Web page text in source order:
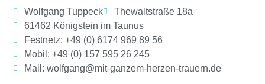
Wolfgang Tuppeck
Thewaltstraße 18a
61462 Königstein im Taunus
Festnetz: +49 (0) 6174 969 89 56
Mobil: +49 (0) 157 595 26 245
Mail: wolfgang@mit-ganzem-herzen-trauern.de